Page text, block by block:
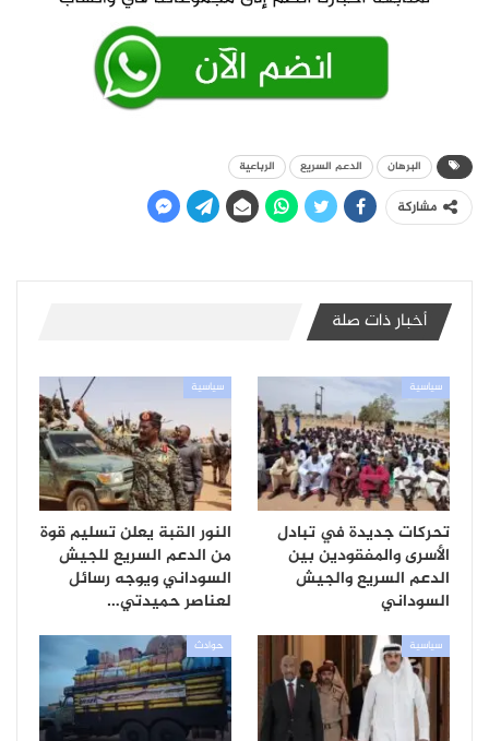
البرهان الدعم السريع الرباعية
مشاركة
أخبار ذات صلة
سياسية
تحركات جديدة في تبادل
الأسرى والمفقودين بين
الدعم السريع والجيش
السوداني
سياسية
النور القبة يعلن تسليم قوة
من الدعم السريع للجيش
السوداني ويوجه رسائل
لعناصر حميدتي…
سياسية حوادث